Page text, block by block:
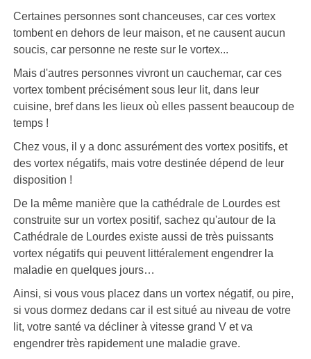
Certaines personnes sont chanceuses, car ces vortex
tombent en dehors de leur maison, et ne causent aucun
soucis, car personne ne reste sur le vortex...
Mais d'autres personnes vivront un cauchemar, car ces
vortex tombent précisément sous leur lit, dans leur
cuisine, bref dans les lieux où elles passent beaucoup de
temps !
Chez vous, il y a donc assurément des vortex positifs, et
des vortex négatifs, mais votre destinée dépend de leur
disposition !
De la même manière que la cathédrale de Lourdes est
construite sur un vortex positif, sachez qu'autour de la
Cathédrale de Lourdes existe aussi de très puissants
vortex négatifs qui peuvent littéralement engendrer la
maladie en quelques jours…
Ainsi, si vous vous placez dans un vortex négatif, ou pire,
si vous dormez dedans car il est situé au niveau de votre
lit, votre santé va décliner à vitesse grand V et va
engendrer très rapidement une maladie grave.